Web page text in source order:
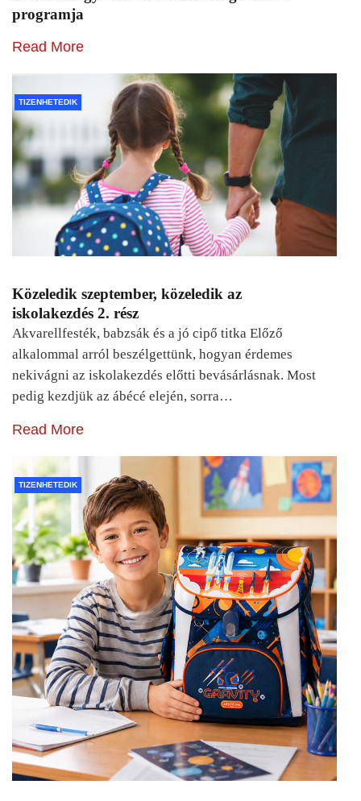
programja
Read More
TIZENHETEDIK
Közeledik szeptember, közeledik az
iskolakezdés 2. rész
Akvarellfesték, babzsák és a jó cipő titka Előző
alkalommal arról beszélgettünk, hogyan érdemes
nekivágni az iskolakezdés előtti bevásárlásnak. Most
pedig kezdjük az ábécé elején, sorra…
Read More
TIZENHETEDIK